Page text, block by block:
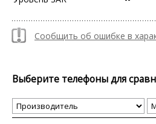
Сообщить об ошибке в
Выберите телефоны для